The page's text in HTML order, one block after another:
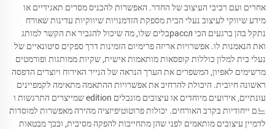
אחרים ועם רכיבי העיצוב של החדר. האפשרות להכניס מסרים תאגידיים או
מידע שיווקי לעיצוב נעלי הבית מספקת הזדמנויות שיווקיות עדינות שאורח
נתקל בהן ברגעים הכי расслבלים שלו, מה שיכול להגביר את הקשר למותג
ואת הנאמנות לו. אפשרויות אריזה פרימיום הזמינות דרך ספקים סיטונאיים של
נעלי בית למלון כוללות קופסאות מותאמות אישית, שקיות ממותגות ופורמטים
מרשימים לאפיון, המשפרים את הערך הנראה של הנייר האירוח ויוצרים הדפסה
ראשונה חיובית. היכולת להרחיב את אפשרויות ההתאמה מתאימה לקמפיינים
עונתיים, אירועים מיוחדים או עיצובים מוגבלים edition שמייצרים התרגשות ו
느ם ייחודיות בקרב האורחים. יכולות פרוטוטיפיזציה מהירה מאפשרות למוסדות
לדמיין עיצובים מותאמים לפני שהן מתחייבות להפקה מסיבית, ובכך מבטאות